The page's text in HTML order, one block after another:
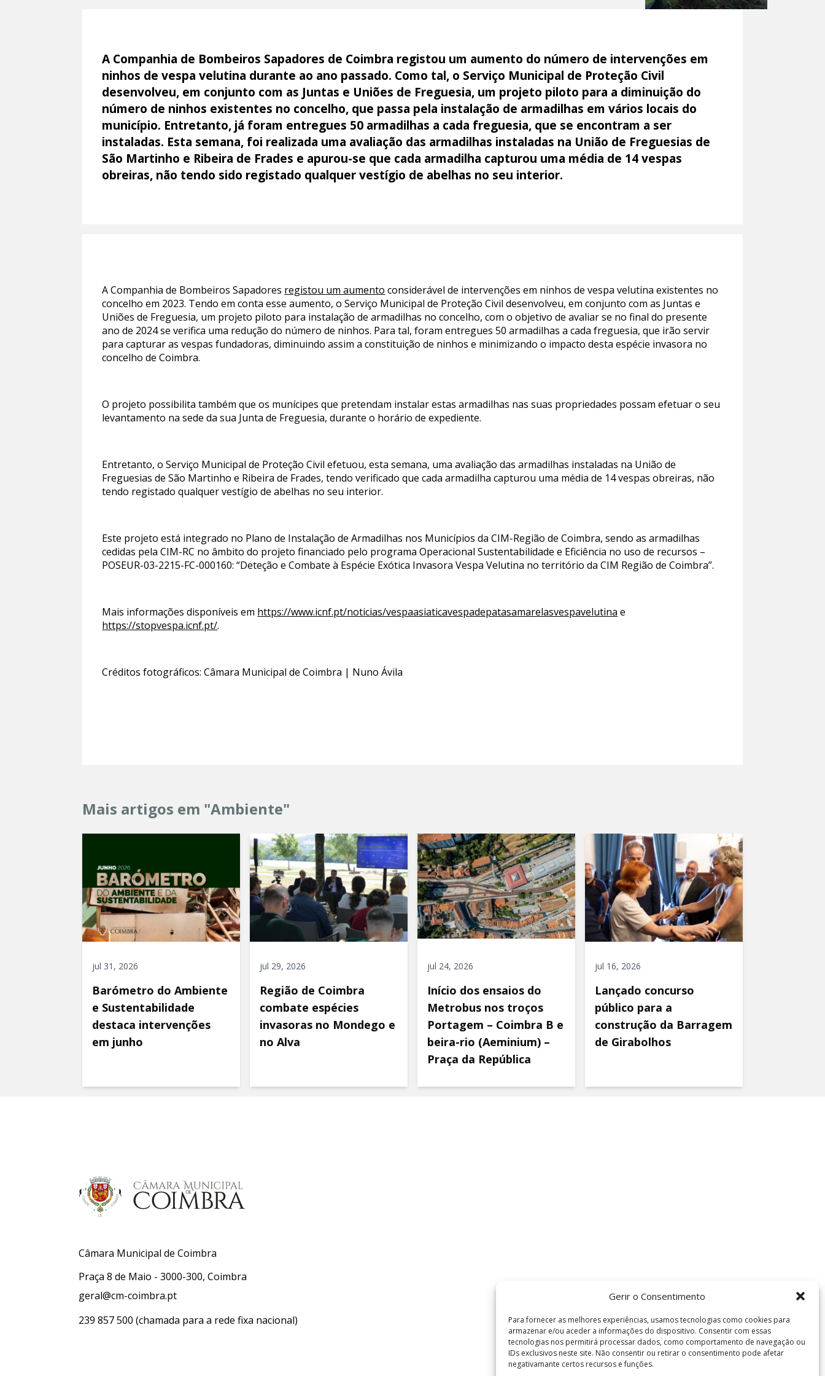
Gerir o Consentimento
Para fornecer as melhores experiências, usamos tecnologias como cookies para
armazenar e/ou aceder a informações do dispositivo. Consentir com essas
tecnologias nos permitirá processar dados, como comportamento de navegação ou
IDs exclusivos neste site. Não consentir ou retirar o consentimento pode afetar
negativamante certos recursos e funções.
A Companhia de Bombeiros Sapadores de Coimbra registou um aumento do número de intervenções em
ninhos de vespa velutina durante ao ano passado. Como tal, o Serviço Municipal de Proteção Civil
desenvolveu, em conjunto com as Juntas e Uniões de Freguesia, um projeto piloto para a diminuição do
número de ninhos existentes no concelho, que passa pela instalação de armadilhas em vários locais do
município. Entretanto, já foram entregues 50 armadilhas a cada freguesia, que se encontram a ser
instaladas. Esta semana, foi realizada uma avaliação das armadilhas instaladas na União de Freguesias de
São Martinho e Ribeira de Frades e apurou-se que cada armadilha capturou uma média de 14 vespas
obreiras, não tendo sido registado qualquer vestígio de abelhas no seu interior.
A Companhia de Bombeiros Sapadores registou um aumento considerável de intervenções em ninhos de vespa velutina existentes no
concelho em 2023. Tendo em conta esse aumento, o Serviço Municipal de Proteção Civil desenvolveu, em conjunto com as Juntas e
Uniões de Freguesia, um projeto piloto para instalação de armadilhas no concelho, com o objetivo de avaliar se no final do presente
ano de 2024 se verifica uma redução do número de ninhos. Para tal, foram entregues 50 armadilhas a cada freguesia, que irão servir
para capturar as vespas fundadoras, diminuindo assim a constituição de ninhos e minimizando o impacto desta espécie invasora no
concelho de Coimbra.
O projeto possibilita também que os munícipes que pretendam instalar estas armadilhas nas suas propriedades possam efetuar o seu
levantamento na sede da sua Junta de Freguesia, durante o horário de expediente.
Entretanto, o Serviço Municipal de Proteção Civil efetuou, esta semana, uma avaliação das armadilhas instaladas na União de
Freguesias de São Martinho e Ribeira de Frades, tendo verificado que cada armadilha capturou uma média de 14 vespas obreiras, não
tendo registado qualquer vestígio de abelhas no seu interior.
Este projeto está integrado no Plano de Instalação de Armadilhas nos Municípios da CIM-Região de Coimbra, sendo as armadilhas
cedidas pela CIM-RC no âmbito do projeto financiado pelo programa Operacional Sustentabilidade e Eficiência no uso de recursos –
POSEUR-03-2215-FC-000160: “Deteção e Combate à Espécie Exótica Invasora Vespa Velutina no território da CIM Região de Coimbra”.
Mais informações disponíveis em https://www.icnf.pt/noticias/vespaasiaticavespadepatasamarelasvespavelutina e
https://stopvespa.icnf.pt/.
Créditos fotográficos: Câmara Municipal de Coimbra | Nuno Ávila
Mais artigos em "Ambiente"
jul 31, 2026
Barómetro do Ambiente
e Sustentabilidade
destaca intervenções
em junho
jul 29, 2026
Região de Coimbra
combate espécies
invasoras no Mondego e
no Alva
jul 24, 2026
Início dos ensaios do
Metrobus nos troços
Portagem – Coimbra B e
beira-rio (Aeminium) –
Praça da República
jul 16, 2026
Lançado concurso
público para a
construção da Barragem
de Girabolhos
Câmara Municipal de Coimbra
Praça 8 de Maio - 3000-300, Coimbra
geral@cm-coimbra.pt
239 857 500 (chamada para a rede fixa nacional)